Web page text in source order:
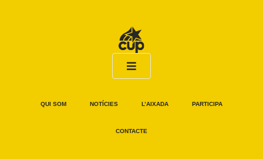
QUI SOM NOTÍCIES L’AIXADA PARTICIPA
CONTACTE